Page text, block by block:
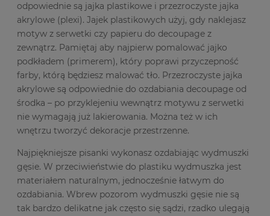
odpowiednie są jajka plastikowe i przezroczyste jajka
akrylowe (plexi). Jajek plastikowych użyj, gdy naklejasz
motyw z serwetki czy papieru do decoupage z
zewnątrz. Pamiętaj aby najpierw pomalować jajko
podkładem (primerem), który poprawi przyczepność
farby, którą będziesz malować tło. Przezroczyste jajka
akrylowe są odpowiednie do ozdabiania decoupage od
środka – po przyklejeniu wewnątrz motywu z serwetki
nie wymagają już lakierowania. Można też w ich
wnętrzu tworzyć dekoracje przestrzenne.
Najpiękniejsze pisanki wykonasz ozdabiając wydmuszki
gęsie. W przeciwieństwie do plastiku wydmuszka jest
materiałem naturalnym, jednocześnie łatwym do
ozdabiania. Wbrew pozorom wydmuszki gęsie nie są
tak bardzo delikatne jak często się sądzi, rzadko ulegają